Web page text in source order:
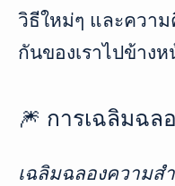
วิธีใหม่ๆ และควา
กันของเราไปข้างห
🎆 การเฉลิมฉล
เฉลิมฉลองความส